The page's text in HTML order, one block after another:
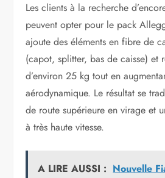
Les clients à la recherche
peuvent opter pour le pack
ajoute des éléments en fibre de
(capot, splitter, bas de caisse) et
d’environ 25 kg tout en
aérodynamique. Le résultat se
de route supérieure en virage et
à très haute vitesse.
A LIRE AUSSI : Nouvelle